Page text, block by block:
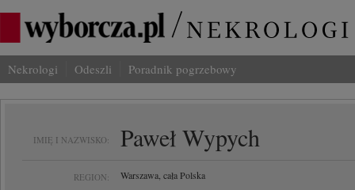
Nekrologi Odeszli Poradnik pogrzebowy
IMIĘ I NAZWISKO: Paweł Wypych
REGION: Warszawa, cała Polska